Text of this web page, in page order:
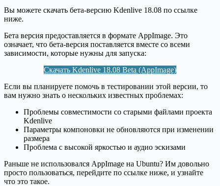
Вы можете скачать бета-версию Kdenlive 18.08 по ссылке
ниже.
Бета версия предоставляется в формате AppImage. Это
означает, что бета-версия поставляется вместе со всеми
зависимости, которые нужны для запуска:
Скачать Kdenlive 18.08 Beta (AppImage)
Если вы планируете помочь в тестировании этой версии, то
вам нужно знать о нескольких известных проблемах:
Проблемы совместимости со старыми файлами проекта
Kdenlive
Параметры компоновки не обновляются при изменении
размера
Проблема с высокой яркостью и аудио эскизами
Раньше не использовался AppImage на Ubuntu? Им довольно
просто пользоваться, перейдите по ссылке ниже, и узнайте
что это такое.